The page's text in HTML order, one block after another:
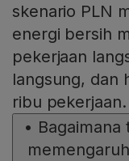
skenario PLN
energi bersih
pekerjaan
langsung, dan
ribu pekerjaan.
•